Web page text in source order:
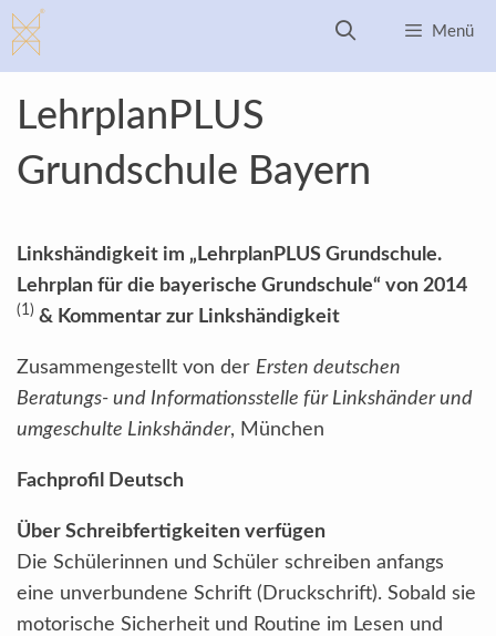
Zum
Inhalt
springen
Menü
LehrplanPLUS
Grundschule Bayern
Linkshändigkeit im „ LehrplanPLUS Grundschule.
Lehrplan für die bayerische Grundschule“ von 2014
(1) & Kommentar zur Linkshändigkeit
Zusammengestellt von der Ersten deutschen
Beratungs- und Informationsstelle für Linkshänder und
umgeschulte Linkshänder, München
Fachprofil Deutsch
Über Schreibfertigkeiten verfügen
Die Schülerinnen und Schüler schreiben anfangs
eine unverbundene Schrift (Druckschrift). Sobald sie
motorische Sicherheit und Routine im Lesen und